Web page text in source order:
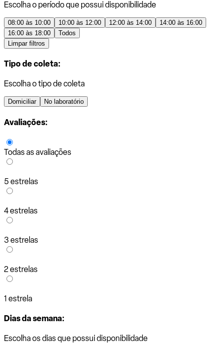
Escolha o período que possui disponibilidade
08:00 às 10:00 10:00 às 12:00 12:00 às 14:00
14:00 às 16:00
16:00 às 18:00
Todos
Limpar filtros
Tipo de coleta:
Escolha o tipo de coleta
Domiciliar No laboratório
Avaliações:
Todas as avaliações
5 estrelas
4 estrelas
3 estrelas
2 estrelas
1 estrela
Dias da semana:
Escolha os dias que possui disponibilidade